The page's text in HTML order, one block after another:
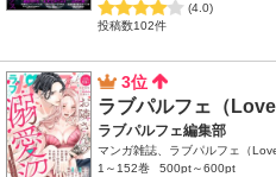
(4.0)
投稿数102件
3位
ラブパルフェ（
ラブパルフェ編集部
マンガ雑誌、ラブパルフェ（
1～152巻
500pt～600pt